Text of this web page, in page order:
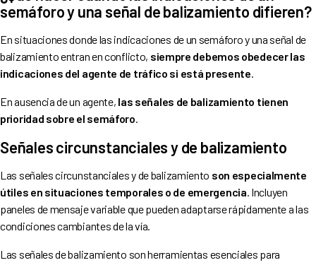
semáforo y una señal de balizamiento difieren?
En situaciones donde las indicaciones de un semáforo y una señal de
balizamiento entran en conflicto, siempre debemos obedecer las
indicaciones del agente de tráfico si está presente.
En ausencia de un agente, las señales de balizamiento tienen
prioridad sobre el semáforo.
Señales circunstanciales y de balizamiento
Las señales circunstanciales y de balizamiento son especialmente
útiles en situaciones temporales o de emergencia. Incluyen
paneles de mensaje variable que pueden adaptarse rápidamente a las
condiciones cambiantes de la vía.
Las señales de balizamiento son herramientas esenciales para